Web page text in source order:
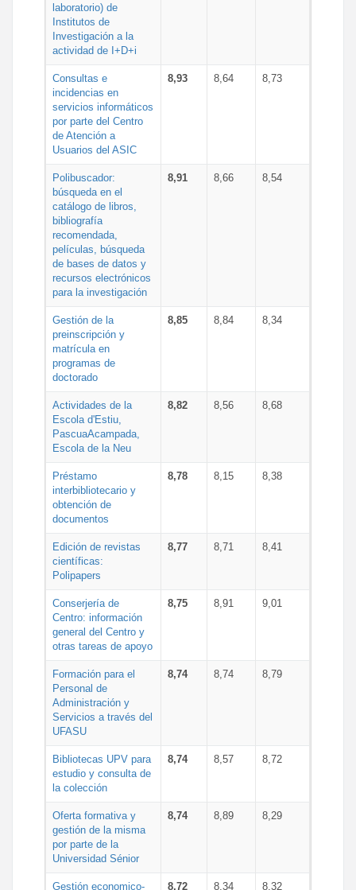
laboratorio) de
Institutos de
Investigación a la
actividad de I+D+i
Consultas e
incidencias en
servicios informáticos
por parte del Centro
de Atención a
Usuarios del ASIC
8,93 8,64 8,73
Polibuscador:
búsqueda en el
catálogo de libros,
bibliografía
recomendada,
películas, búsqueda
de bases de datos y
recursos electrónicos
para la investigación
8,91 8,66 8,54
Gestión de la
preinscripción y
matrícula en
programas de
doctorado
8,85 8,84 8,34
Actividades de la
Escola d'Estiu,
PascuaAcampada,
Escola de la Neu
8,82 8,56 8,68
Préstamo
interbibliotecario y
obtención de
documentos
8,78 8,15 8,38
Edición de revistas
científicas:
Polipapers
8,77 8,71 8,41
Conserjería de
Centro: información
general del Centro y
otras tareas de apoyo
8,75 8,91 9,01
Formación para el
Personal de
Administración y
Servicios a través del
UFASU
8,74 8,74 8,79
Bibliotecas UPV para
estudio y consulta de
la colección
8,74 8,57 8,72
Oferta formativa y
gestión de la misma
por parte de la
Universidad Sénior
8,74 8,89 8,29
Gestión economico- 8,72 8,34 8,32